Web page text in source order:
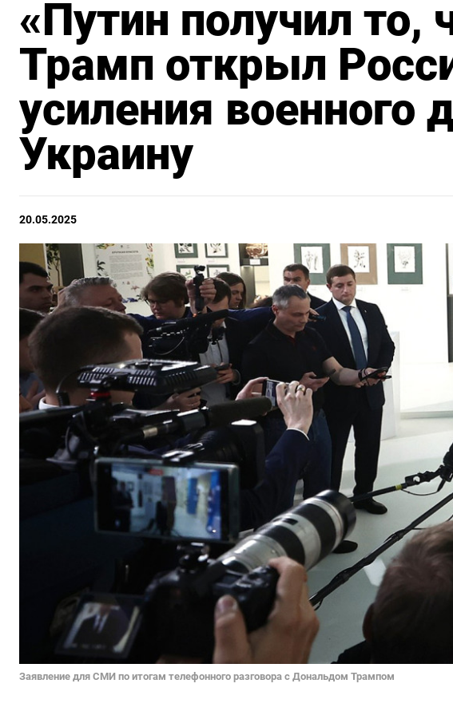
«Путин получил то,
Трамп открыл
усиления военного
Украину
20.05.2025
Заявление для СМИ по итогам телефонного разговора с Дональдом Трампом